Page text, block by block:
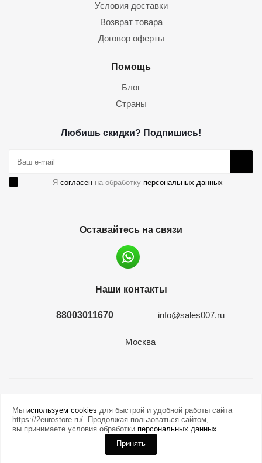
Условия доставки
Возврат товара
Договор оферты
Помощь
Блог
Страны
Любишь скидки? Подпишись!
Я согласен на обработку персональных данных
Оставайтесь на связи
Наши контакты
88003011670 info@sales007.ru
Москва
Мы используем cookies для быстрой и удобной работы сайта
https://2eurostore.ru/. Продолжая пользоваться сайтом,
вы принимаете условия обработки персональных данных.
Принять